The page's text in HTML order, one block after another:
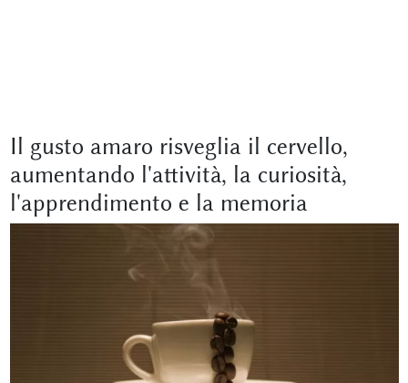
Il gusto amaro risveglia il cervello,
aumentando l'attività, la curiosità,
l'apprendimento e la memoria